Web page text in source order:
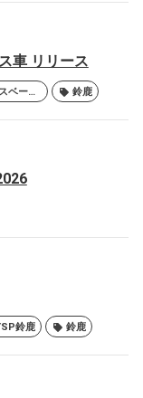
車 リリース
YZF-R6 レースベース車 鈴鹿
鈴鹿 鈴鹿